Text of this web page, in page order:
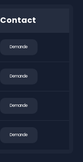
Contact
Demande
Demande
Demande
Demande